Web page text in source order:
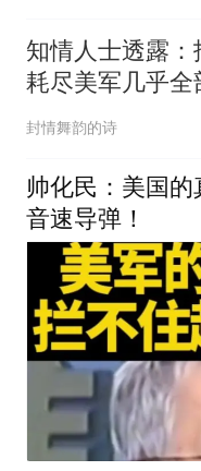
知情人士透露：
耗尽美军几乎全
远程导弹
封情舞韵的诗
帅化民：美国
音速导弹！